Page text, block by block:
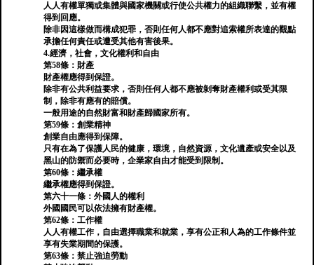
人人有權單獨或集體與國家機關或行使公共權力的組織聯繫，並有權
得到回應。
除非因這樣做而構成犯罪，否則任何人都不應對追索權所表達的觀點
承擔任何責任或遭受其他有害後果。
4.經濟，社會，文化權利和自由
第58條：財產
財產權應得到保證。
除非有公共利益要求，否則任何人都不應被剝奪財產權利或受其限
制，除非有應有的賠償。
一般用途的自然財富和財產歸國家所有。
第59條：創業精神
創業自由應得到保障。
只有在為了保護人民的健康，環境，自然資源，文化遺產或安全以及
黑山的防禦而必要時，企業家自由才能受到限制。
第60條：繼承權
繼承權應得到保證。
第六十一條：外國人的權利
外國國民可以依法擁有財產權。
第62條：工作權
人人有權工作，自由選擇職業和就業，享有公正和人為的工作條件並
享有失業期間的保護。
第63條：禁止強迫勞動